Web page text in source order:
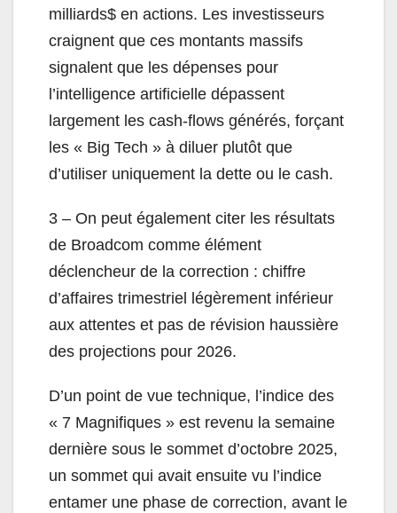
milliards$ en actions. Les investisseurs
craignent que ces montants massifs
signalent que les dépenses pour
l’intelligence artificielle dépassent
largement les cash-flows générés, forçant
les « Big Tech » à diluer plutôt que
d’utiliser uniquement la dette ou le cash.
3 – On peut également citer les résultats
de Broadcom comme élément
déclencheur de la correction : chiffre
d’affaires trimestriel légèrement inférieur
aux attentes et pas de révision haussière
des projections pour 2026.
D’un point de vue technique, l’indice des
« 7 Magnifiques » est revenu la semaine
dernière sous le sommet d’octobre 2025,
un sommet qui avait ensuite vu l’indice
entamer une phase de correction, avant le